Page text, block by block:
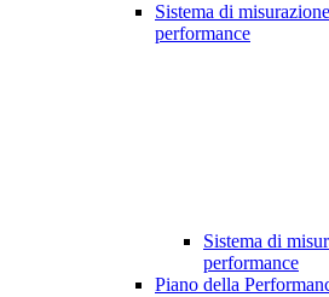
Sistema di
performance
Sistema di
performance
Piano della